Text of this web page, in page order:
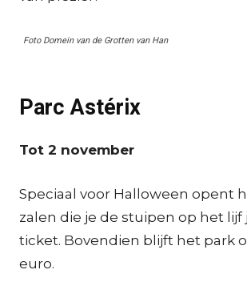
Foto Domein van de Grotten van Han
Parc Astérix
Tot 2 november
Speciaal voor Halloween opent
zalen die je de stuipen op het
ticket. Bovendien blijft het park
euro.